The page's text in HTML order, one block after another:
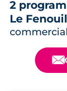
2
Le
📧